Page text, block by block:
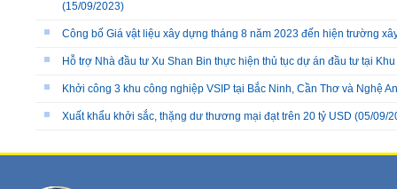
(15/09/2023)
Công bố Giá vật liệu xây dựng tháng 8 năm 2023 đến hiện trường
Hỗ trợ Nhà đầu tư Xu Shan Bin thực hiện thủ tục dự án đầu tư tại
Khởi công 3 khu công nghiệp VSIP tại Bắc Ninh, Cần Thơ và Nghệ An
Xuất khẩu khởi sắc, thặng dư thương mại đạt trên 20 tỷ USD (05/09/